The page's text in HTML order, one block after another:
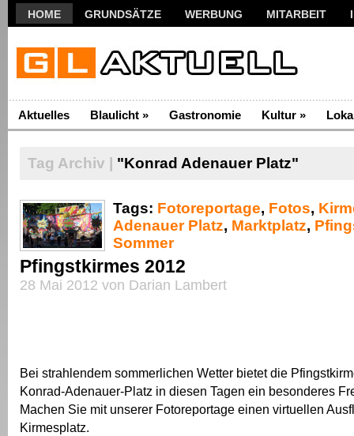
HOME GRUNDSÄTZE WERBUNG MITARBEIT
Aktuelles Blaulicht » Gastronomie Kultur »
Tag Archiv | "Konrad Adenauer Platz"
Tags: Fotoreportage, Fotos,
Adenauer Platz, Marktplatz,
Sommer
Pfingstkirmes 2012
28 Mai 2012 von Darian Lambert
Bei strahlendem sommerlichen Wetter bietet die
Konrad-Adenauer-Platz in diesen Tagen ein besonderes
Machen Sie mit unserer Fotoreportage einen virtuellen
Kirmesplatz.